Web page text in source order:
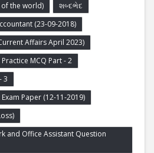
of the world)
શબ્દભેદ
(23-09-2018)
Affairs April 2023)
MCQ Part - 2
3
Paper (12-11-2019)
and Office Assistant Question